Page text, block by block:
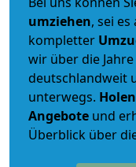
umziehen, sei es
kompletter
wir über die
deutschlandweit
unterwegs.
Angebote und
Überblick über